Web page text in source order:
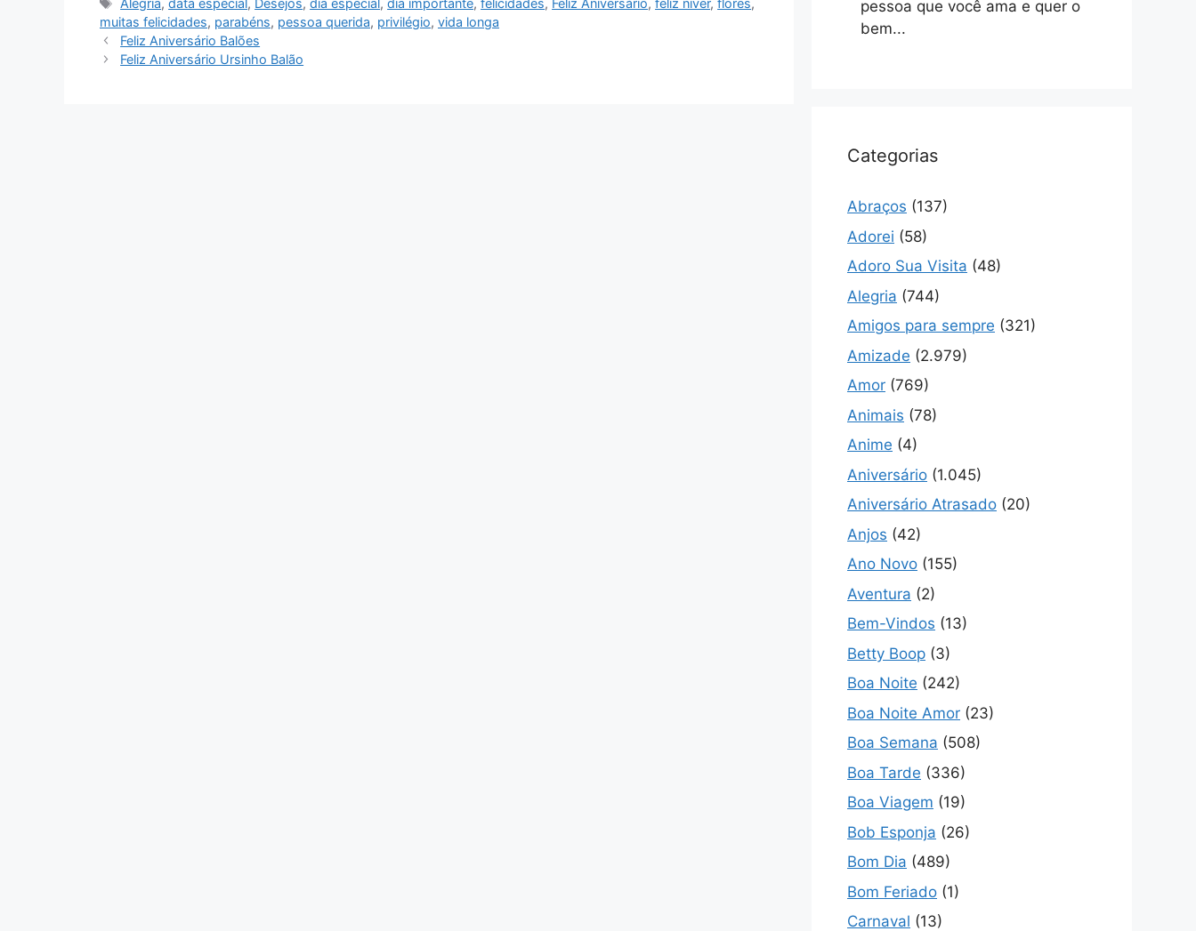
Alegria,data especial, Desejos,dia especial,dia importante,felicidades, Feliz Aniversário,feliz niver,flores,
muitas felicidades, parabéns, pessoa querida, privilégio, vida longa
Feliz Aniversário Balões
Feliz Aniversário Ursinho Balão
pessoa que você ama e quer o
bem...
Categorias
Abraços (137)
Adorei (58)
Adoro Sua Visita (48)
Alegria (744)
Amigos para sempre (321)
Amizade (2.979)
Amor (769)
Animais (78)
Anime (4)
Aniversário (1.045)
Aniversário Atrasado (20)
Anjos (42)
Ano Novo (155)
Aventura (2)
Bem-Vindos (13)
Betty Boop (3)
Boa Noite (242)
Boa Noite Amor (23)
Boa Semana (508)
Boa Tarde (336)
Boa Viagem (19)
Bob Esponja (26)
Bom Dia (489)
Bom Feriado (1)
Carnaval (13)